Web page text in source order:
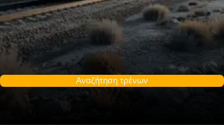
Αναζήτηση τρένων